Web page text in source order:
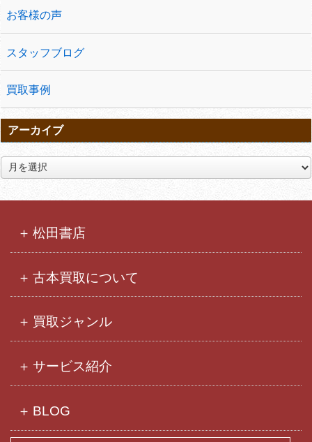
お客様の声
スタッフブログ
買取事例
アーカイブ
ア
ー
カ
松田書店
古本買取について
買取ジャンル
サービス紹介
BLOG